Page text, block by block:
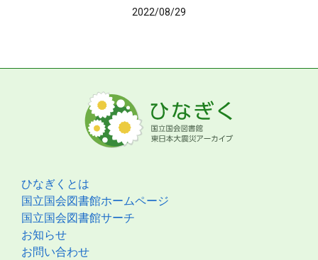
2022/08/29
ひなぎくとは
国立国会図書館ホームページ
国立国会図書館サーチ
お知らせ
お問い合わせ